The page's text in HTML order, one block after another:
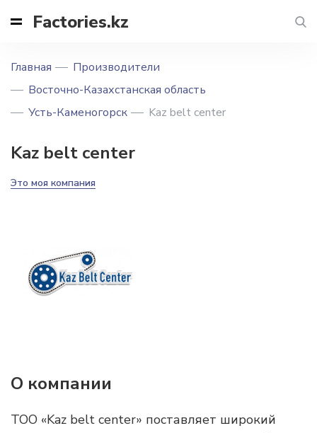
Factories.kz
Главная
Производители
Восточно-Казахстанская область
Усть-Каменогорск
Kaz belt center
Kaz belt center
Это моя компания
О компании
ТОО «Kaz belt center» поставляет широкий